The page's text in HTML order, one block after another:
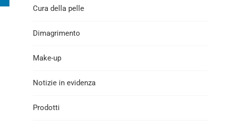
Cura della pelle
Dimagrimento
Make-up
Notizie in evidenza
Prodotti